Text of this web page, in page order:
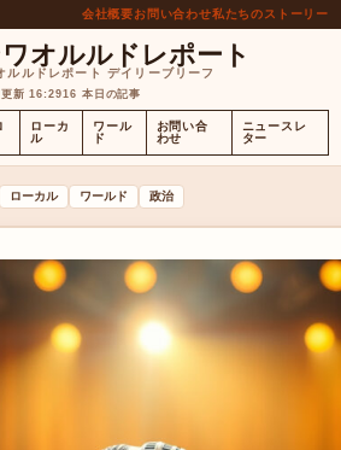
会社概要お問い合わせ私たちのストーリー
オルルドレポート
ルルドレポート デイリーブリーフ
更新 16:2916 本日の記事
ローカ
ル
ワール
ド
お問い合
わせ
ニュースレ
ター
ローカル ワールド 政治